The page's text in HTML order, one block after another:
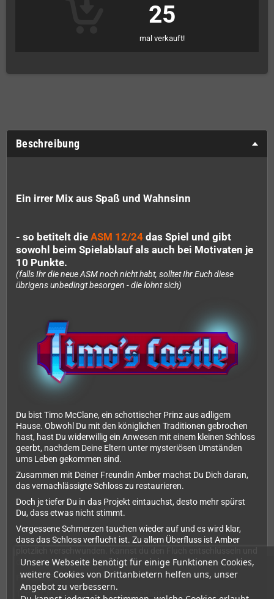
Unsere Webseite benötigt für einige Funktionen Cookies,
weitere Cookies von Drittanbietern helfen uns, unser
Angebot zu verbessern.
25
mal verkauft!
Beschreibung
Ein irrer Mix aus Spaß und Wahnsinn
- so betitelt die ASM 12/24 das Spiel und gibt
sowohl beim Spielablauf als auch bei Motivaten je
10 Punkte.
(falls Ihr die neue ASM noch nicht habt, solltet Ihr Euch diese
übrigens unbedingt besorgen - die lohnt sich)
Du bist Timo McClane, ein schottischer Prinz aus adligem
Hause. Obwohl Du mit den königlichen Traditionen gebrochen
hast, hast Du widerwillig ein Anwesen mit einem kleinen Schloss
geerbt, nachdem Deine Eltern unter mysteriösen Umständen
ums Leben gekommen sind.
Zusammen mit Deiner Freundin Amber machst Du Dich daran,
das vernachlässigte Schloss zu restaurieren.
Doch je tiefer Du in das Projekt eintauchst, desto mehr spürst
Du, dass etwas nicht stimmt.
Vergessene Schmerzen tauchen wieder auf und es wird klar,
dass das Schloss verflucht ist. Zu allem Überfluss ist Amber
die Liebe deines Lebens retten?
Features:
Timo's Castle ist ein Single-Screen-Plattformspiel mit 8 liebevoll